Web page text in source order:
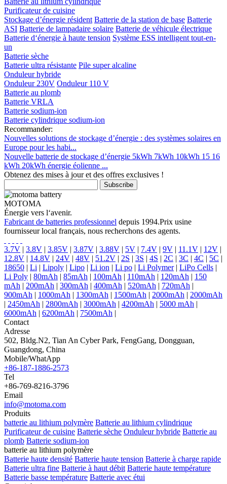
Purificateur de cuisine
Stockage d’énergie résident Batterie de la station de base Batterie
ASI Batterie de lampadaire solaire Batterie de véhicule électrique
Batterie d‘énergie à haute tension Système ESS intelligent tout-en-
un
Batterie sèche
Batterie ultra résistante Pile super alcaline
Onduleur hybride
Onduleur 230V Onduleur 110 V
Batterie au plomb
Batterie VRLA
Batterie sodium-ion
Batterie cylindrique sodium-ion
Recommander:
Nouvelles solutions de stockage d’énergie : des systèmes solaires en
Europe pour les habi...
Nouvelle batterie de stockage d’énergie 5kWh 7kWh 10kWh 15 16
kWh 20kWh énergie éolienne ...
Obtenez des mises à jour et des offres exclusives !
MOTOMA
Énergie vers l‘avenir.
Fabricant de batteries professionnel depuis 1994.Prix ​​usine
fournisseur local français, nous recherchons des agents.
3.7V | 3.8V | 3.85V | 3.87V | 3.88V | 5V | 7.4V | 9V | 11.1V | 12V |
12.8V | 14.8V | 24V | 48V | 51.2V | 2S | 3S | 4S | 2C | 3C | 4C | 5C |
18650 | Li | Lipoly | Lipo | Li ion | Li po | Li Polymer| LiPo Cells |
Li Poly | 80mAh | 85mAh | 100mAh | 110mAh | 120mAh | 150
mAh | 200mAh | 300mAh | 400mAh | 520mAh | 720mAh |
900mAh | 1000mAh | 1300mAh | 1500mAh | 2000mAh | 2000mAh
| 2450mAh | 2800mAh | 3000mAh | 4200mAh | 5000 mAh |
6000mAh | 6200mAh | 7500mAh |
Contact
Adresse
502, Bldg.N2, Tian An Cyber Park, FengGang, Dongguan,
Guangdong, China
Mobile/WhatApp
+86-187-1886-2573
Tel
+86-769-8216-3796
Email
info@motoma.com
Produits
batterie au lithium polymère Batterie au lithium cylindrique
Purificateur de cuisine Batterie sèche Onduleur hybride Batterie au
plomb Batterie sodium-ion
batterie au lithium polymère
Batterie haute densité Batterie haute tension Batterie à charge rapide
Batterie ultra fine Batterie à haut débit Batterie haute température
Batterie basse température Batterie avec étui